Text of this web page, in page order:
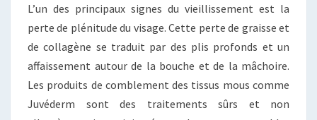
L’un des principaux signes du vieillissement est la
perte de plénitude du visage. Cette perte de graisse et
de collagène se traduit par des plis profonds et un
affaissement autour de la bouche et de la mâchoire.
Les produits de comblement des tissus mous comme
Juvéderm sont des traitements sûrs et non